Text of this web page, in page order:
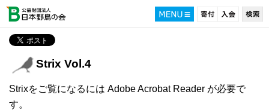
Strix Vol.4
Strixをご覧になるには Adobe Acrobat Reader が必要で
す。